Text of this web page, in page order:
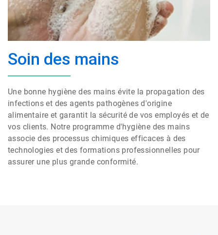
Soin des mains
Une bonne hygiène des mains évite la propagation des
infections et des agents pathogènes d'origine
alimentaire et garantit la sécurité de vos employés et de
vos clients. Notre programme d'hygiène des mains
associe des processus chimiques efficaces à des
technologies et des formations professionnelles pour
assurer une plus grande conformité.